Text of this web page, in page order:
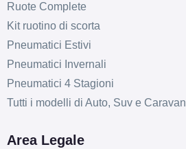
Ruote Complete
Kit ruotino di scorta
Pneumatici Estivi
Pneumatici Invernali
Pneumatici 4 Stagioni
Tutti i modelli di Auto, Suv e Caravan
Area Legale